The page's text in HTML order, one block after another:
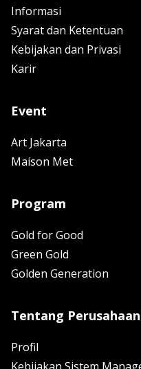
Informasi
Syarat dan Ketentuan
Kebijakan dan Privasi
Karir
Event
Art Jakarta
Maison Met
Program
Gold for Good
Green Gold
Golden Generation
Tentang Perusahaan
Profil